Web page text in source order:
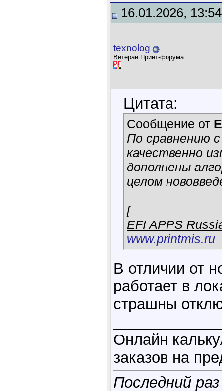
16.01.2026, 13:54
texnolog
Ветеран Принт-форума
Цитата:
Сообщение от
По сравнению
качественно
дополнены
целом
[
EFI APPS
www.printmis.ru
В отличии от
работает в
страшны
Онлайн
заказов на
Последний